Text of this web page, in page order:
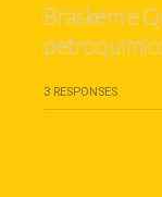
Braskem e
3 RESPONSES